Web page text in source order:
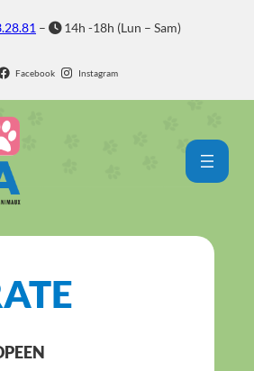
– 14h -18h (Lun – Sam)
Facebook Instagram